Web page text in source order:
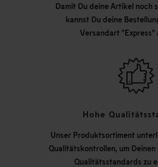
Damit Du deine Artikel noch
kannst Du deine
Versandart "Express"
Hohe
Unser Produktsortiment
Qualitätskontrollen, um Deinen
Qualitätsstandards zu